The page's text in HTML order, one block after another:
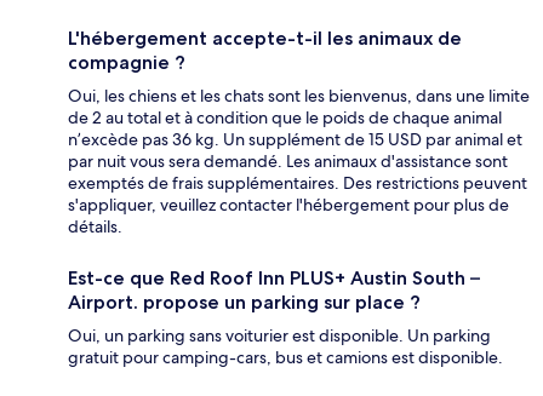
L'hébergement accepte-t-il les animaux de
compagnie ?
Oui, les chiens et les chats sont les bienvenus, dans une limite
de 2 au total et à condition que le poids de chaque animal
n’excède pas 36 kg. Un supplément de 15 USD par animal et
par nuit vous sera demandé. Les animaux d'assistance sont
exemptés de frais supplémentaires. Des restrictions peuvent
s'appliquer, veuillez contacter l'hébergement pour plus de
détails.
Est-ce que Red Roof Inn PLUS+ Austin South –
Airport. propose un parking sur place ?
Oui, un parking sans voiturier est disponible. Un parking
gratuit pour camping-cars, bus et camions est disponible.